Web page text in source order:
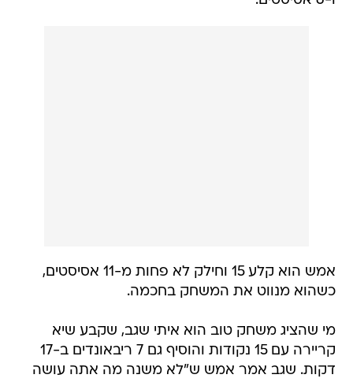
אמש הוא קלע 15 וחילק לא פחות מ-11 אסיסטים,
כשהוא מנווט את המשחק בחכמה.
מי שהציג משחק טוב הוא איתי שגב, שקבע שיא
קריירה עם 15 נקודות והוסיף גם 7 ריבאונדים ב-17
דקות. שגב אמר אמש ש"לא משנה מה אתה עושה